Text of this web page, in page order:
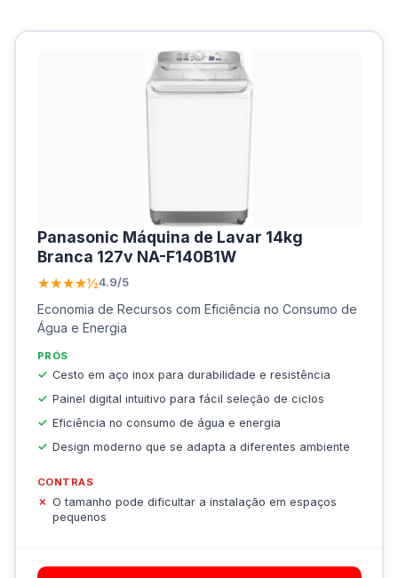
Panasonic Máquina de Lavar 14kg
Branca 127v NA-F140B1W
★★★★½4.9/5
Economia de Recursos com Eficiência no Consumo de
Água e Energia
PRÓS
Cesto em aço inox para durabilidade e resistência
Painel digital intuitivo para fácil seleção de ciclos
Eficiência no consumo de água e energia
Design moderno que se adapta a diferentes ambiente
CONTRAS
O tamanho pode dificultar a instalação em espaços
pequenos